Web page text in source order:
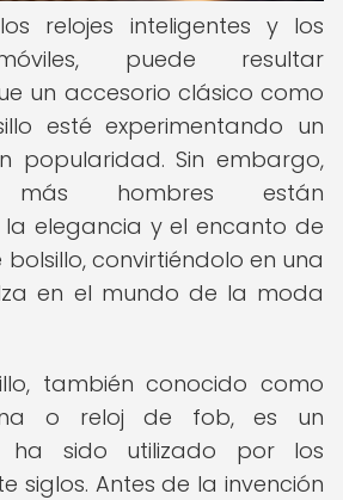
relojes inteligentes y los
puede resultar
un accesorio clásico como
esté experimentando un
popularidad. Sin embargo,
hombres están
elegancia y el encanto de
convirtiéndolo en una
en el mundo de la moda
también conocido como
o reloj de fob, es un
ha sido utilizado por los
siglos. Antes de la invención